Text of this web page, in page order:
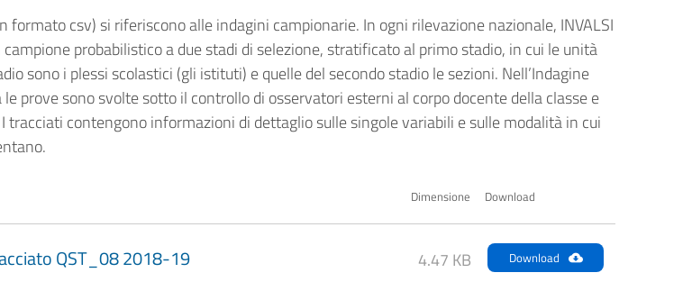
formato csv) si riferiscono alle indagini campionarie. In ogni rilevazione nazionale, INVALSI
campione probabilistico a due stadi di selezione, stratificato al primo stadio, in cui le unità
sono i plessi scolastici (gli istituti) e quelle del secondo stadio le sezioni. Nell’Indagine
le prove sono svolte sotto il controllo di osservatori esterni al corpo docente della classe e
tracciati contengono informazioni di dettaglio sulle singole variabili e sulle modalità in cui
Dimensione Download
QST_08 2018-19 4.47 KB Download